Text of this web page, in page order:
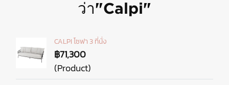
ว่า"Calpi"
CALPI โซฟา 3 ที่นั่ง
฿71,300
(Product)